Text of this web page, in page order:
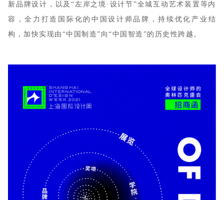
新品牌设计，以及“左岸之境·设计节”全城互动艺术装置等内
容，全力打造国际化的中国设计师品牌，持续优化产业结
构，加快实现由“中国制造”向“中国智造”的历史性跨越。